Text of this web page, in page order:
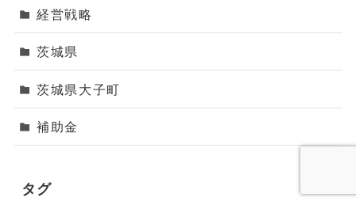
経営戦略
茨城県
茨城県大子町
補助金
タグ